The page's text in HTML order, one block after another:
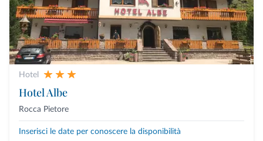
Hotel
Hotel Albe
Rocca Pietore
Inserisci le date per conoscere la disponibilità